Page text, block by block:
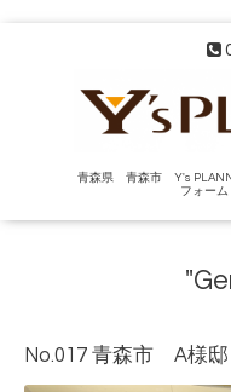
青森県 青森市 Y's
フォー
No.017 青森市 A様邸